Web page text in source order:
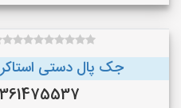
جک پال دستی استاکر
09361475537